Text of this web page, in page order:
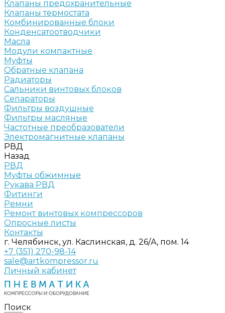
Клапаны предохранительные
Клапаны термостата
Комбинированные блоки
Конденсатоотводчики
Масла
Модули компактные
Муфты
Обратные клапана
Радиаторы
Сальники винтовых блоков
Сепараторы
Фильтры воздушные
Фильтры масляные
Частотные преобразователи
Электромагнитные клапаны
РВД
Назад
РВД
Муфты обжимные
Рукава РВД
Фитинги
Ремни
Ремонт винтовых компрессоров
Опросные листы
Контакты
г. Челябинск, ул. Каслинская, д. 26/А, пом. 14
+7 (351) 270-98-14
sale@artkompressor.ru
Личный кабинет
Поиск